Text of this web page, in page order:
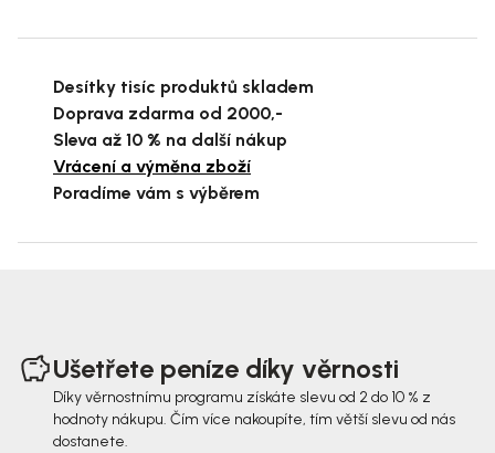
Desítky tisíc produktů skladem
Doprava zdarma od 2000,-
Sleva až 10 % na další nákup
Vrácení a výměna zboží
Poradíme vám s výběrem
Ušetřete peníze díky věrnosti
Díky věrnostnímu programu získáte slevu od 2 do 10 % z
hodnoty nákupu. Čím více nakoupíte, tím větší slevu od nás
dostanete.